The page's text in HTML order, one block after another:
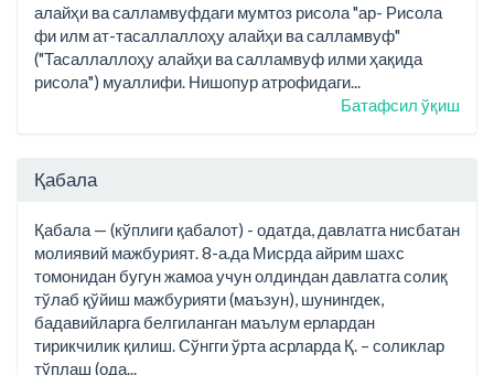
алайҳи ва салламвуфдаги мумтоз рисола "ар- Рисола
фи илм ат-тасаллаллоҳу алайҳи ва салламвуф"
("Тасаллаллоҳу алайҳи ва салламвуф илми ҳақида
рисола") муаллифи. Нишопур атрофидаги...
Батафсил ўқиш
Қабала
Қабала — (кўплиги қабалот) - одатда, давлатга нисбатан
молиявий мажбурият. 8-а.да Мисрда айрим шахс
томонидан бугун жамоа учун олдиндан давлатга солиқ
тўлаб қўйиш мажбурияти (маъзун), шунингдек,
бадавийларга белгиланган маълум ерлардан
тирикчилик қилиш. Сўнгги ўрта асрларда Қ. – соликлар
тўплаш (ода...